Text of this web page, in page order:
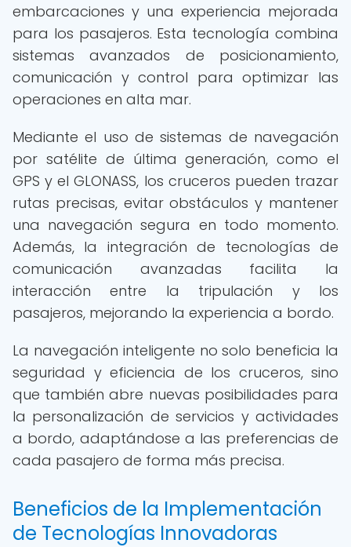
embarcaciones y una experiencia mejorada
para los pasajeros. Esta tecnología combina
sistemas avanzados de posicionamiento,
comunicación y control para optimizar las
operaciones en alta mar.
Mediante el uso de sistemas de navegación
por satélite de última generación, como el
GPS y el GLONASS, los cruceros pueden trazar
rutas precisas, evitar obstáculos y mantener
una navegación segura en todo momento.
Además, la integración de tecnologías de
comunicación avanzadas facilita la
interacción entre la tripulación y los
pasajeros, mejorando la experiencia a bordo.
La navegación inteligente no solo beneficia la
seguridad y eficiencia de los cruceros, sino
que también abre nuevas posibilidades para
la personalización de servicios y actividades
a bordo, adaptándose a las preferencias de
cada pasajero de forma más precisa.
Beneficios de la Implementación
de Tecnologías Innovadoras